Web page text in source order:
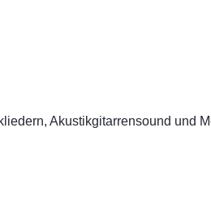
Akustikgitarrensound und